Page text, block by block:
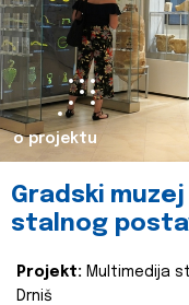
o projektu
Gradski
stalnog
Projekt: Multimedija
Drniš